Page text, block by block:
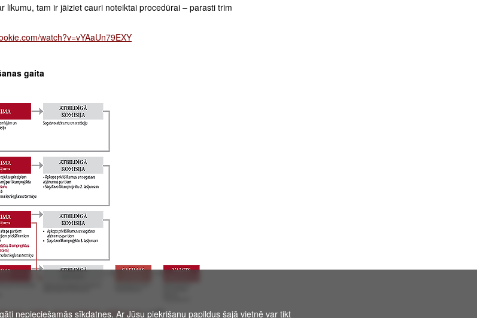
nepieciešamās sīkdatnes. Ar Jūsu piekrišanu papildus šajā vietnē var tikt
likumu, tam ir jāiziet cauri noteiktai procedūrai – parasti trim
watch?v=vYAaUn79EXY
gaita
gaitas shematiskais attēlojums(.pdf)